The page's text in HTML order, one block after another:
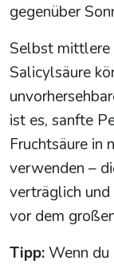
gegenüber
Selbst mittlere
Salicylsäure
ist es, sanfte
Fruchtsäure in
verwenden –
verträglich
vor dem
Tipp:Wenn du